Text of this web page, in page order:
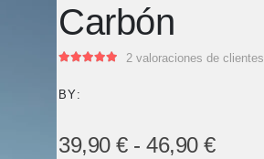
Carbón
2valoraciones de clientes
BY:
39,90€ - 46,90€